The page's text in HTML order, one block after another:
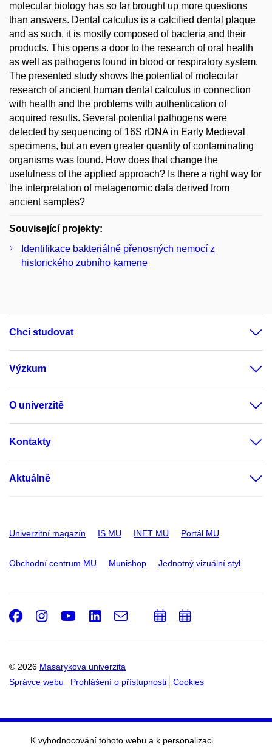
molecular biology has so far brought up more questions
than answers. Dental calculus is a calcified dental plaque
and as such, it is mostly composed of bacteria and their
products. This opens a door to the research of oral health
as well as pathogens found in blood or respiratory system.
The presented study shows the potential of molecular
research of ancient human dental calculus in connection
with health and the problems with authentication of
acquired results. Several potential pathogens were
detected by sequencing of 16S rDNA in Early Medieval
specimens, but an even greater quantity of contaminating
organisms was found. How does that change the
usefulness of the applied approach? Is there a right way for
the interpretation of metagenomic data derived from
ancient samples?
Související projekty:
Identifikace bakteriálně přenosných nemocí z
historického zubního kamene
Chci studovat
Výzkum
O univerzitě
Kontakty
Aktuálně
Univerzitní magazín IS MU INET MU Portál MU
Obchodní centrum MU Munishop Jednotný vizuální styl
© 2026 Masarykova univerzita
Správce webu
Prohlášení o přístupnosti Cookies
Facebook
Instagram
Youtube
LinkedIn
e-
PřidatPřidat
K vyhodnocování tohoto webu a k personalizaci